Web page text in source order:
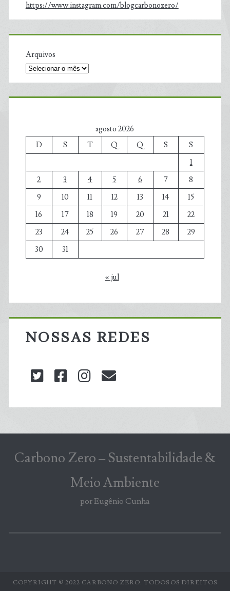
https://www.instagram.com/blogcarbonozero/
Arquivos
agosto 2026
D
S T Q Q S
S
1
2
3 4 5 6 7
8
9
10 11 12 13 14
15
16
17 18 19 20 21
22
23
24 25 26 27 28
29
30
31
« jul
NOSSAS REDES
twitterfacebookinstagram
Carbono Zero – Sustentabilidade &
Meio Ambiente
por Eugênio Cunha
COPYRIGHT © 2022 CARBONO ZERO. TODOS OS DIREITOS